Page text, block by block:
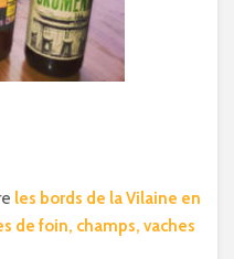
les bords de la Vilaine en
de foin, champs, vaches